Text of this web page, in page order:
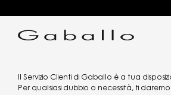
Il Servizio Clienti di Gaballo è a tua
Per qualsiasi dubbio o necessità, ti